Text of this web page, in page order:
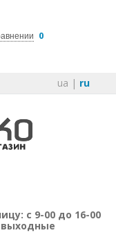
0
ua | ru
с 9-00 до 16-00
выходные